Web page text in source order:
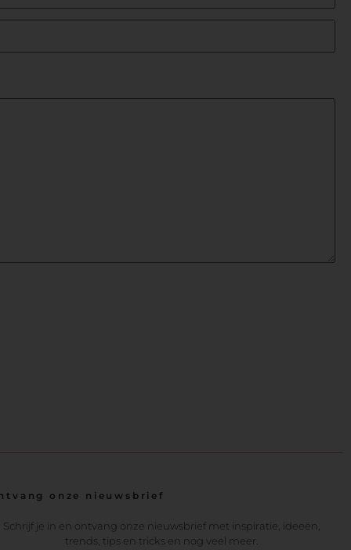
onze nieuwsbrief
Schrijf je in en ontvang onze nieuwsbrief met inspiratie, ideeën,
trends, tips en tricks en nog veel meer.